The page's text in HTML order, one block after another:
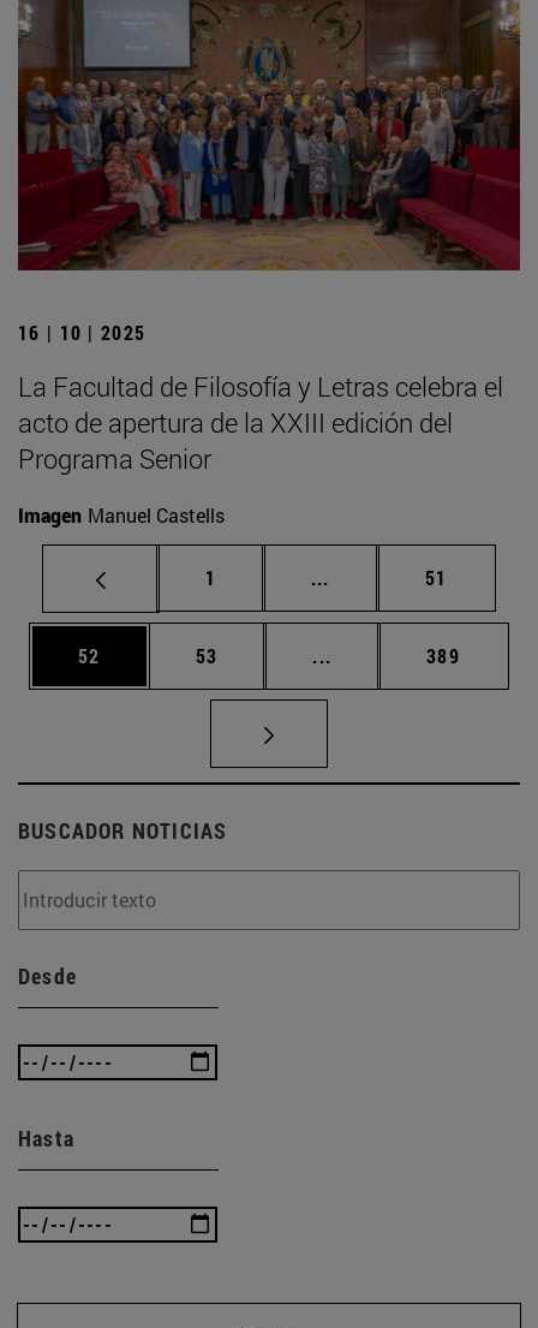
16 | 10 | 2025
La Facultad de Filosofía y Letras celebra el
acto de apertura de la XXIII edición del
Programa Senior
Imagen Manuel Castells
Página
1 ... Páginas intermedias
Página
51
Página
52 Página
53 ... Páginas intermedias
Página
389
BUSCADOR NOTICIAS
Desde
Hasta